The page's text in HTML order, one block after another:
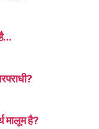
मालूम है?